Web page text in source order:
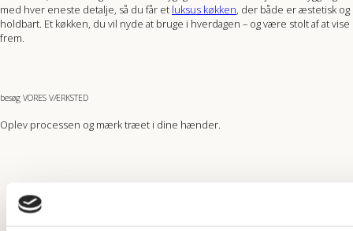
med hver eneste detalje, så du får et luksus køkken, der både er æstetisk og
holdbart. Et køkken, du vil nyde at bruge i hverdagen – og være stolt af at vise
frem.
besøg VORES VÆRKSTED
Oplev processen og mærk træet i dine hænder.